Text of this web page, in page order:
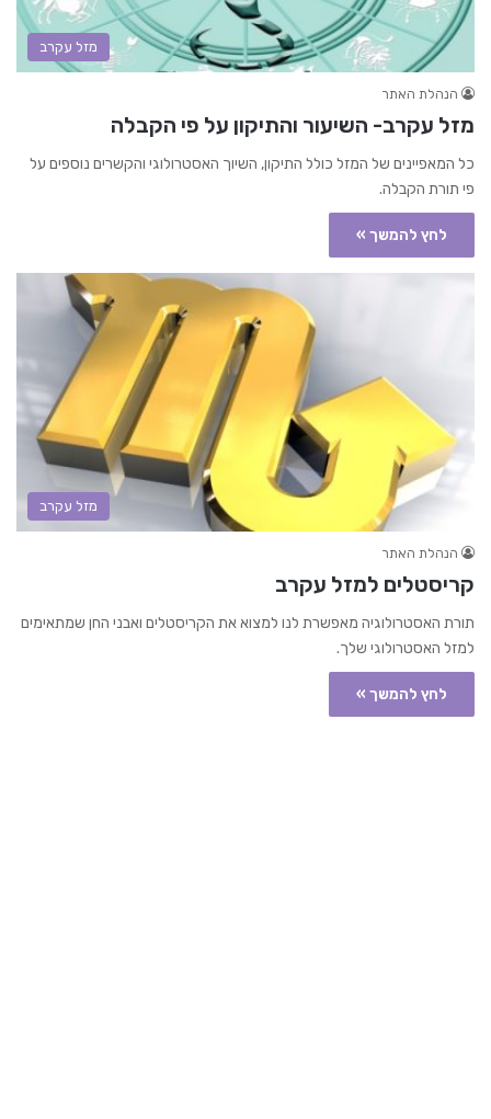
מזל עקרב
הנהלת האתר
מזל עקרב- השיעור והתיקון על פי הקבלה
כל המאפיינים של המזל כולל התיקון, השיוך האסטרולוגי והקשרים נוספים על
פי תורת הקבלה.
לחץ להמשך »
מזל עקרב
הנהלת האתר
קריסטלים למזל עקרב
תורת האסטרולוגיה מאפשרת לנו למצוא את הקריסטלים ואבני החן שמתאימים
למזל האסטרולוגי שלך.
לחץ להמשך »